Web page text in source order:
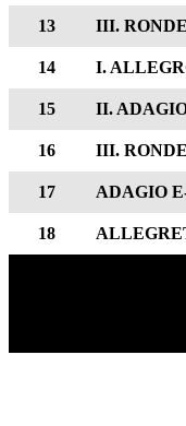
13 III.
14 I.
15 II.
16 III.
17 ADAGIO
18